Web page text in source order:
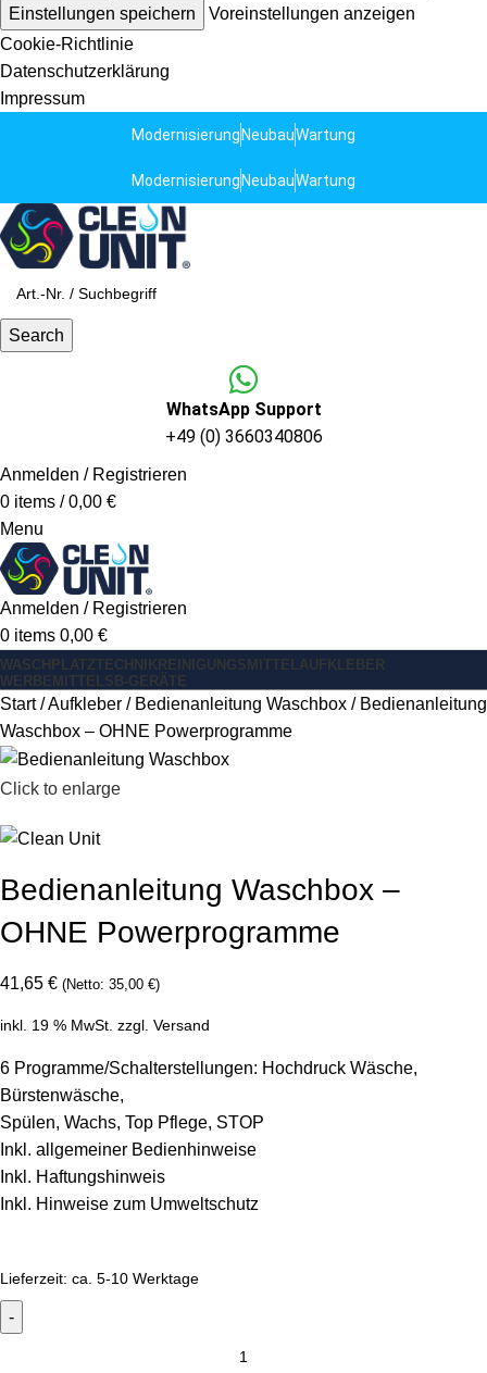
Einstellungen speichern
Voreinstellungen anzeigen
Cookie-Richtlinie
Datenschutzerklärung
Impressum
Modernisierung NeubauWartung
Modernisierung NeubauWartung
Search
WhatsApp Support
+49 (0) 3660340806
Anmelden / Registrieren
0 items / 0,00 €
Menu
Anmelden / Registrieren
0 items 0,00 €
WASCHPLATZTECHNIK REINIGUNGSMITTEL AUFKLEBER
WERBEMITTEL SB-GERÄTE
Start Aufkleber Bedienanleitung Waschbox
Bedienanleitung
Waschbox – OHNE Powerprogramme
Click to enlarge
Bedienanleitung Waschbox –
OHNE Powerprogramme
41,65 € (Netto: 35,00 €)
inkl. 19 % MwSt. zzgl. Versand
6 Programme/Schalterstellungen: Hochdruck Wäsche,
Bürstenwäsche,
Spülen, Wachs, Top Pflege, STOP
Inkl. allgemeiner Bedienhinweise
Inkl. Haftungshinweis
Inkl. Hinweise zum Umweltschutz
Lieferzeit: ca. 5-10 Werktage